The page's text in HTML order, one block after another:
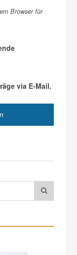
Browser für
via E-Mail.